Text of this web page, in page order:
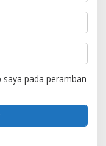
pada peramban